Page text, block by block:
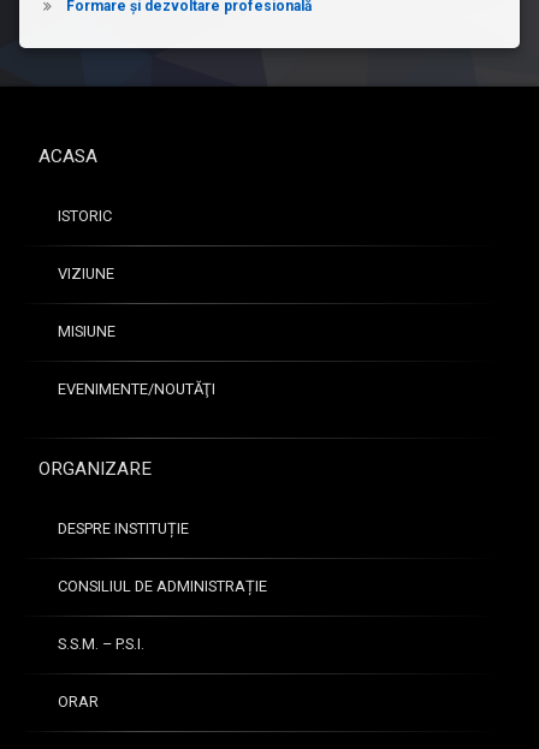
Formare și dezvoltare profesională
ACASA
ISTORIC
VIZIUNE
MISIUNE
EVENIMENTE/NOUTĂŢI
ORGANIZARE
DESPRE INSTITUȚIE
CONSILIUL DE ADMINISTRAȚIE
S.S.M. – P.S.I.
ORAR